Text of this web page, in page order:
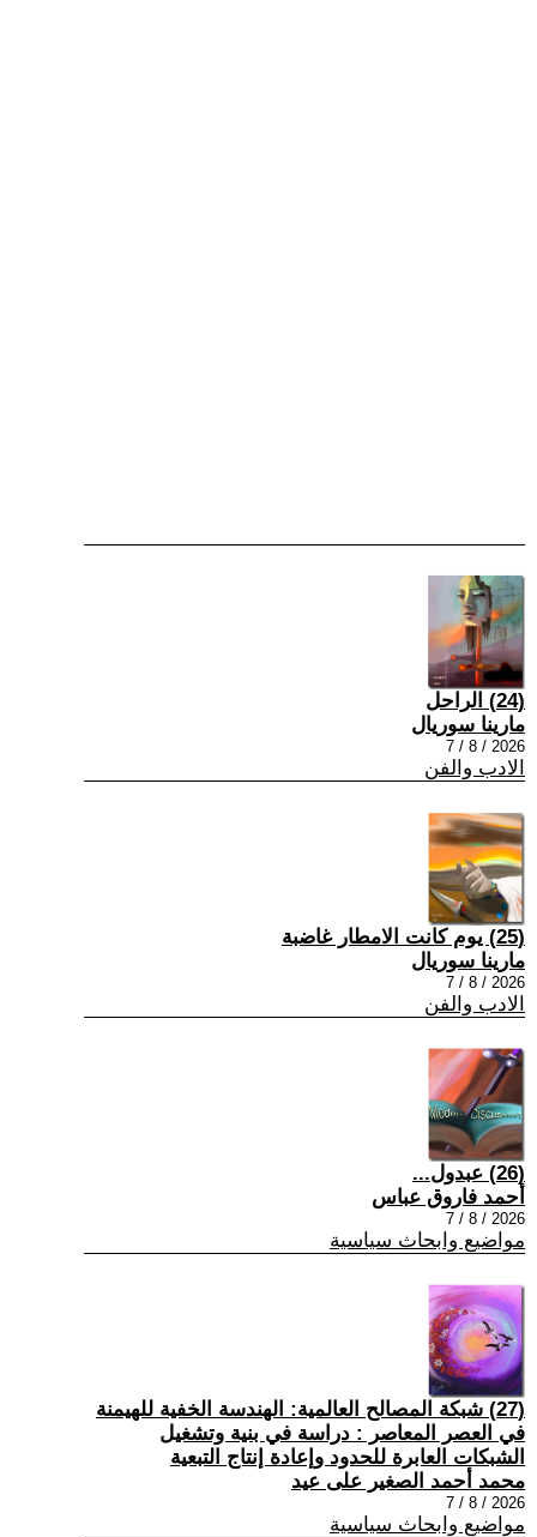
(24) الراحل
مارينا سوريال
2026 / 8 / 7
الادب والفن
(25) يوم كانت الامطار غاضبة
مارينا سوريال
2026 / 8 / 7
الادب والفن
(26) عبدول...
أحمد فاروق عباس
2026 / 8 / 7
مواضيع وابحاث سياسية
(27) شبكة المصالح العالمية: الهندسة الخفية للهيمنة
في العصر المعاصر : دراسة في بنية وتشغيل
الشبكات العابرة للحدود وإعادة إنتاج التبعية
محمد أحمد الصغير على عيد
2026 / 8 / 7
مواضيع وابحاث سياسية